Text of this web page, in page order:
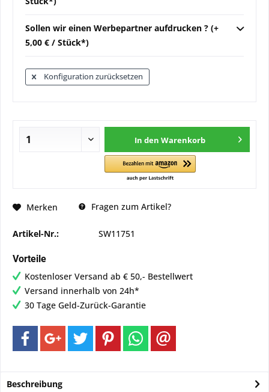
Sollen wir einen Werbepartner aufdrucken ? (+
5,00 € / Stück*)
Konfiguration zurücksetzen
In den Warenkorb
Merken Fragen zum Artikel?
Artikel-Nr.: SW11751
Vorteile
Kostenloser Versand ab € 50,- Bestellwert
Versand innerhalb von 24h*
30 Tage Geld-Zurück-Garantie
Beschreibung